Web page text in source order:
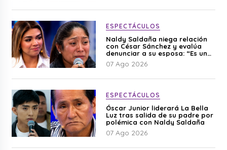
ESPECTÁCULOS
Naldy Saldaña niega relación
con César Sánchez y evalúa
denunciar a su esposa: “Es una
difamación”
07 Ago 2026
ESPECTÁCULOS
Óscar Junior liderará La Bella
Luz tras salida de su padre por
polémica con Naldy Saldaña
07 Ago 2026